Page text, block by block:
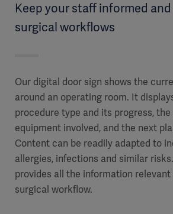
Keep your staff informed
surgical workflows
Our digital door sign shows the
around an operating room. It
procedure type and its progress,
equipment involved, and the next
Content can be readily adapted to
allergies, infections and similar
provides all the information
surgical workflow.